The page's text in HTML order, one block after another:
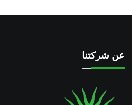
عن شركتنا